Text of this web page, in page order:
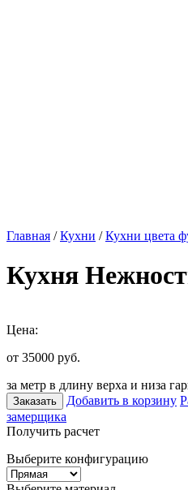
Главная /Кухни /Кухни цвета
Кухня
Цена:
от 35000 руб.
за метр в длину верха и низа
Заказать Добавить в корзину
замерщика
Получить расчет
Выберите конфигурацию